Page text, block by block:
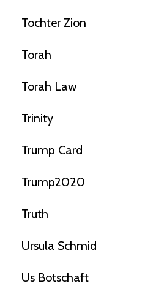
Tochter Zion
Torah
Torah Law
Trinity
Trump Card
Trump2020
Truth
Ursula Schmid
Us Botschaft